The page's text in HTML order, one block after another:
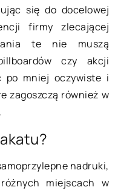
się do docelowej
firmy zlecającej
te nie muszą
czy akcji
po mniej oczywiste i
zagoszczą również w
nadruki,
miejscach w